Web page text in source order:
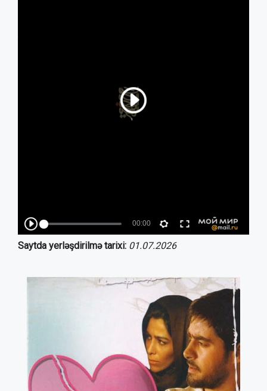
Saytda yerləşdirilmə tarixi: 01.07.2026